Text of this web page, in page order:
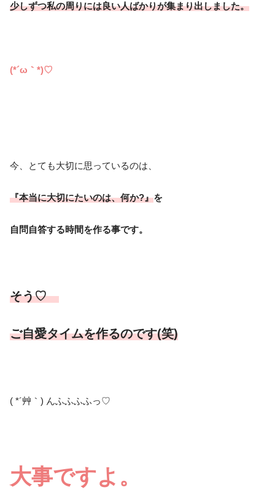
少しずつ私の周りには良い人ばかりが集まり出しました。
(*´ω｀*)♡
今、とても大切に思っているのは、
『本当に大切にたいのは、何か?』を
自問自答する時間を作る事です。
そう♡
ご自愛タイムを作るのです(笑)
( *´艸｀) んふふふふっ♡
大事ですよ。